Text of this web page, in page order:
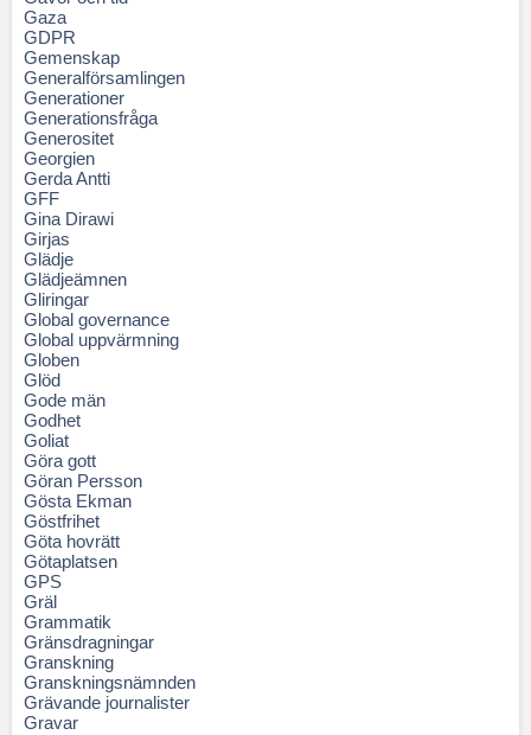
Gaza
GDPR
Gemenskap
Generalförsamlingen
Generationer
Generationsfråga
Generositet
Georgien
Gerda Antti
GFF
Gina Dirawi
Girjas
Glädje
Glädjeämnen
Gliringar
Global governance
Global uppvärmning
Globen
Glöd
Gode män
Godhet
Goliat
Göra gott
Göran Persson
Gösta Ekman
Göstfrihet
Göta hovrätt
Götaplatsen
GPS
Gräl
Grammatik
Gränsdragningar
Granskning
Granskningsnämnden
Grävande journalister
Gravar